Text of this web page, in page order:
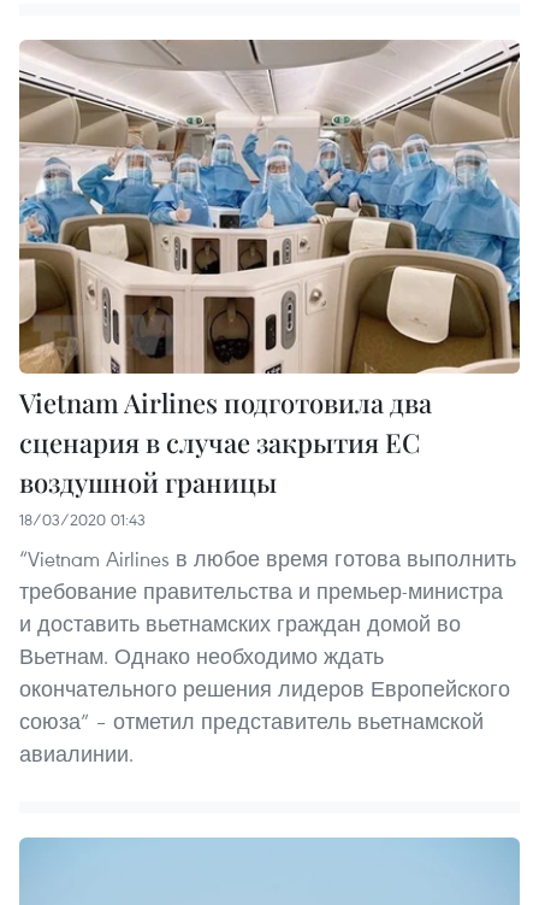
Vietnam Airlines подготовила два
сценария в случае закрытия ЕС
воздушной границы
18/03/2020 01:43
“Vietnam Airlines в любое время готова выполнить
требование правительства и премьер-министра
и доставить вьетнамских граждан домой во
Вьетнам. Однако необходимо ждать
окончательного решения лидеров Европейского
союза” – отметил представитель вьетнамской
авиалинии.